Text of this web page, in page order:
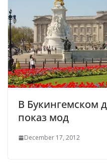
В Букингемском
показ мод
December 17, 2012